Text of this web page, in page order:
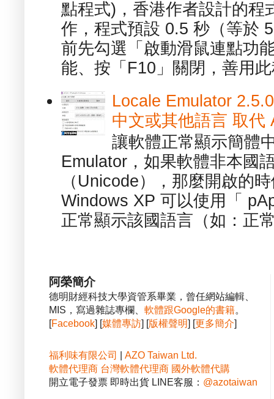
點程式)，香港作者設計的程
作，程式預設 0.5 秒（等於
前先勾選「啟動滑鼠連點功
能、按「F10」關閉，善用
Locale Emulator
中文或其他語言 取代
讓軟體正常顯示簡體
Emulator，如果軟體非本國
（Unicode），那麼開啟的
Windows XP 可以使用「
正常顯示該國語言（如：正
阿榮簡介
德明財經科技大學資管系畢業，曾任網站編輯、
MIS，寫過雜誌專欄、 軟體跟Google的書籍。
[Facebook] [媒體專訪] [版權聲明] [更多簡介]
福利味有限公司
AZO Taiwan Ltd.
軟體代理商 台灣軟體代理商 國外軟體代購
開立電子發票 即時出貨 LINE客服： @azotaiwan